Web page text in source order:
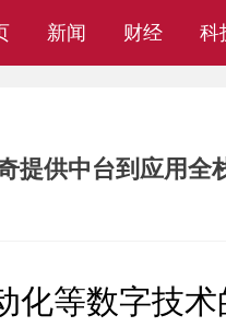
新闻 财经 科
提供中台到应用全
化等数字技